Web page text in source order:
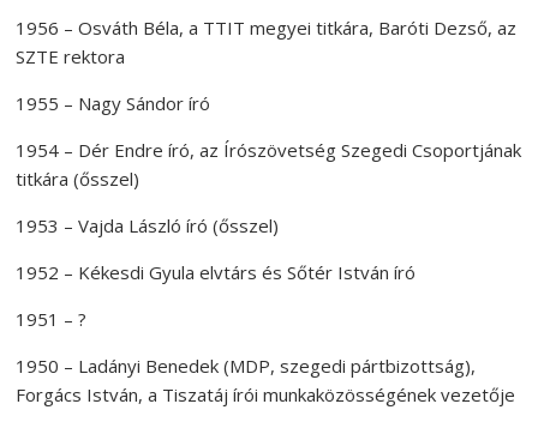
1956 – Osváth Béla, a TTIT megyei titkára, Baróti Dezső, az
SZTE rektora
1955 – Nagy Sándor író
1954 – Dér Endre író, az Írószövetség Szegedi Csoportjának
titkára (ősszel)
1953 – Vajda László író (ősszel)
1952 – Kékesdi Gyula elvtárs és Sőtér István író
1951 – ?
1950 – Ladányi Benedek (MDP, szegedi pártbizottság),
Forgács István, a Tiszatáj írói munkaközösségének vezetője